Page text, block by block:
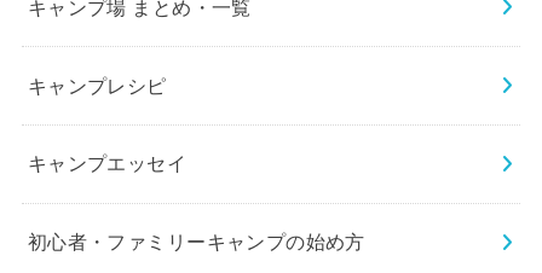
キャンプ場 まとめ・一覧
キャンプレシピ
キャンプエッセイ
初心者・ファミリーキャンプの始め方